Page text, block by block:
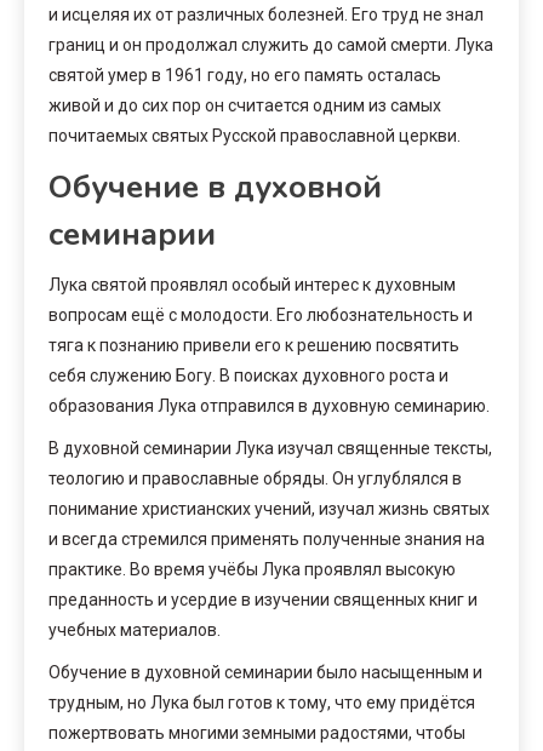
и исцеляя их от различных болезней. Его труд не знал
границ и он продолжал служить до самой смерти. Лука
святой умер в 1961 году, но его память осталась
живой и до сих пор он считается одним из самых
почитаемых святых Русской православной церкви.
Обучение в духовной
семинарии
Лука святой проявлял особый интерес к духовным
вопросам ещё с молодости. Его любознательность и
тяга к познанию привели его к решению посвятить
себя служению Богу. В поисках духовного роста и
образования Лука отправился в духовную семинарию.
В духовной семинарии Лука изучал священные тексты,
теологию и православные обряды. Он углублялся в
понимание христианских учений, изучал жизнь святых
и всегда стремился применять полученные знания на
практике. Во время учёбы Лука проявлял высокую
преданность и усердие в изучении священных книг и
учебных материалов.
Обучение в духовной семинарии было насыщенным и
трудным, но Лука был готов к тому, что ему придётся
пожертвовать многими земными радостями, чтобы